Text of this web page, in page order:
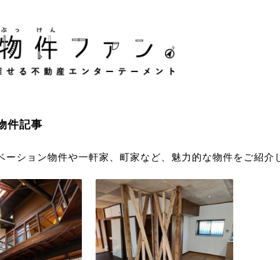
件記事
ーション物件や一軒家、町家など、魅力的な物件をご紹介